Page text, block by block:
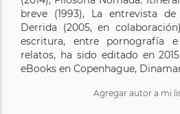
breve (1993), La entrevista
Derrida (2005, en
escritura, entre pornografía
relatos, ha sido editado en
eBooks en Copenhague,
Agregar autor a mi